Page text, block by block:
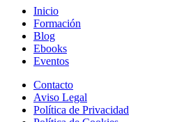
Inicio
Formación
Blog
Ebooks
Eventos
Contacto
Aviso Legal
Política de Privacidad